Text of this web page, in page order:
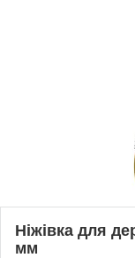
Ніжівка для
мм